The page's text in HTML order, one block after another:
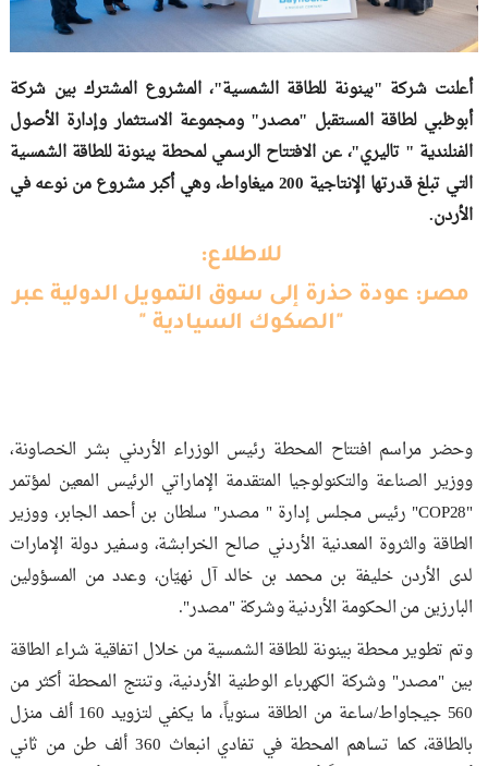
أعلنت شركة "بينونة للطاقة الشمسية"، المشروع المشترك بين شركة
أبوظبي لطاقة المستقبل "مصدر" ومجموعة الاستثمار وإدارة الأصول
الفنلندية " تاليري"، عن الافتتاح الرسمي لمحطة بينونة للطاقة الشمسية
التي تبلغ قدرتها الإنتاجية 200 ميغاواط، وهي أكبر مشروع من نوعه في
الأردن.
للاطلاع:
مصر: عودة حذرة إلى سوق التمويل الدولية عبر
"الصكوك السيادية "
وحضر مراسم افتتاح المحطة رئيس الوزراء الأردني بشر الخصاونة،
ووزير الصناعة والتكنولوجيا المتقدمة الإماراتي الرئيس المعين لمؤتمر
"COP28" رئيس مجلس إدارة " مصدر" سلطان بن أحمد الجابر، ووزير
الطاقة والثروة المعدنية الأردني صالح الخرابشة، وسفير دولة الإمارات
لدى الأردن خليفة بن محمد بن خالد آل نهيّان، وعدد من المسؤولين
البارزين من الحكومة الأردنية وشركة "مصدر".
وتم تطوير محطة بينونة للطاقة الشمسية من خلال اتفاقية شراء الطاقة
بين "مصدر" وشركة الكهرباء الوطنية الأردنية، وتنتج المحطة أكثر من
560 جيجاواط/ساعة من الطاقة سنوياً، ما يكفي لتزويد 160 ألف منزل
بالطاقة، كما تساهم المحطة في تفادي انبعاث 360 ألف طن من ثاني